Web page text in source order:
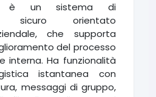
è un sistema di
sicuro orientato
che supporta
del processo
interna. Ha funzionalità
istantanea con
messaggi di gruppo,